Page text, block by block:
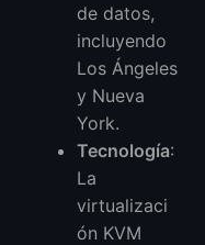
de datos,
incluyendo
Los Ángeles
y Nueva
York.
Tecnología:
La
virtualizaci
ón KVM